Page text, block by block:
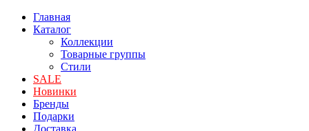
Главная
Каталог
Коллекции
Товарные группы
Стили
SALE
Новинки
Бренды
Подарки
Доставка